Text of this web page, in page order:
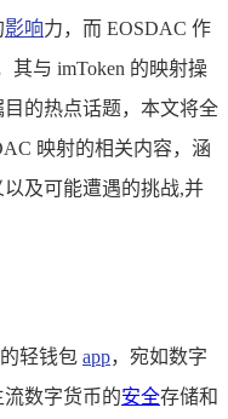
影响力，而 EOSDAC 作
其与 imToken 的映射操
的热点话题，本文将全
映射的相关内容，涵
及可能遭遇的挑战,并
轻钱包 app，宛如数字
数字货币的安全存储和